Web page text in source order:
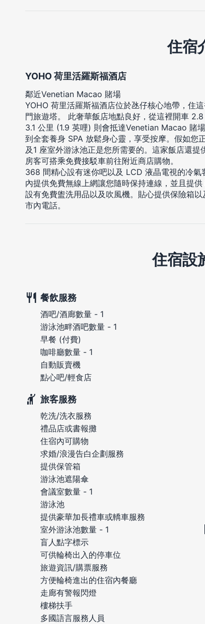
住宿
YOHO 荷里活羅斯福酒店
鄰近Venetian Macao 賭場
YOHO 荷里活羅斯福酒店位於氹仔核心地帶，住
門旅遊塔。 此奢華飯店地點良好，從這裡開車
3.1 公里 (1.9 英哩) 則會抵達Venetian Macao 賭場
到全套養身 SPA 放鬆身心靈，享受按摩。假如您
及1 座室外游泳池正是您所需要的。這家飯店還提
房客可搭乘免費接駁車前往附近商店購物。
368 間精心設有迷你吧以及 LCD 液晶電視的冷
內提供免費無線上網讓您隨時保持連線，並且提
設有免費盥洗用品以及吹風機。貼心提供保險箱
市內電話。
住宿設
餐飲服務
酒吧/酒廊數量 - 1
游泳池畔酒吧數量 - 1
早餐 (付費)
咖啡廳數量 - 1
自動販賣機
點心吧/輕食店
旅客服務
乾洗/洗衣服務
禮品店或書報攤
住宿內可購物
求婚/浪漫告白企劃服務
提供保管箱
游泳池遮陽傘
會議室數量 - 1
游泳池
提供豪華加長禮車或轎車服務
室外游泳池數量 - 1
盲人點字標示
可供輪椅出入的停車位
旅遊資訊/購票服務
方便輪椅進出的住宿內餐廳
走廊有警報閃燈
樓梯扶手
多國語言服務人員